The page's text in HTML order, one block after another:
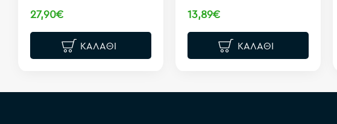
27,90€
ΚΑΛΆΘΙ
13,89€
ΚΑΛΆΘΙ